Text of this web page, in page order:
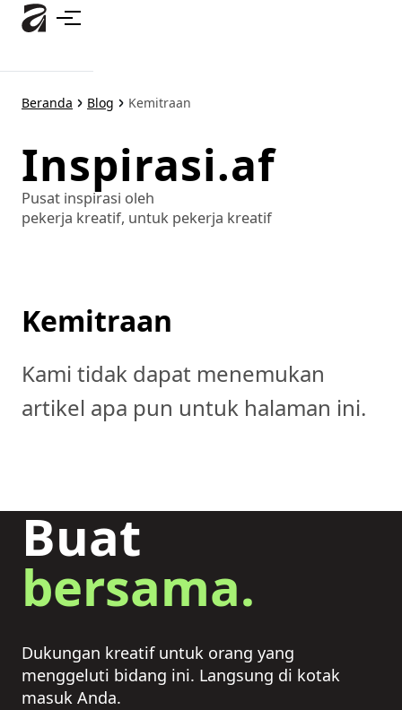
Lewati
utama
Beranda Blog Kemitraan
Inspirasi.af
Pusat inspirasi oleh
pekerja kreatif, untuk pekerja kreatif
Kemitraan
Kami tidak dapat menemukan
artikel apa pun untuk halaman ini.
Buat
bersama.
Dukungan kreatif untuk orang yang
menggeluti bidang ini. Langsung di kotak
masuk Anda.